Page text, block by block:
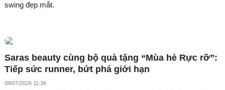
swing đẹp mắt.
Saras beauty cùng bộ quà tặng “Mùa hè Rực rỡ”:
Tiếp sức runner, bứt phá giới hạn
09/07/2026 11:36